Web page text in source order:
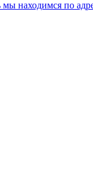
находимся по